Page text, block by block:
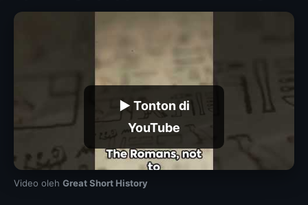
▶ Tonton di
YouTube
Video oleh Great Short History